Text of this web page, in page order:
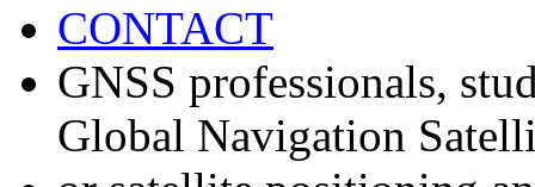
CONTACT
GNSS professionals,
Global Navigation